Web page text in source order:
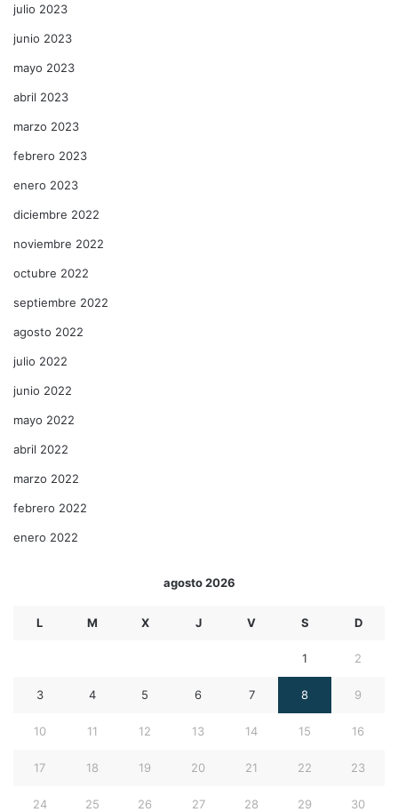
julio 2023
junio 2023
mayo 2023
abril 2023
marzo 2023
febrero 2023
enero 2023
diciembre 2022
noviembre 2022
octubre 2022
septiembre 2022
agosto 2022
julio 2022
junio 2022
mayo 2022
abril 2022
marzo 2022
febrero 2022
enero 2022
agosto 2026
L M X J V S D
1 2
3 4 5 6 7 8 9
10 11 12 13 14 15 16
17 18 19 20 21 22 23
24 25 26 27 28 29 30